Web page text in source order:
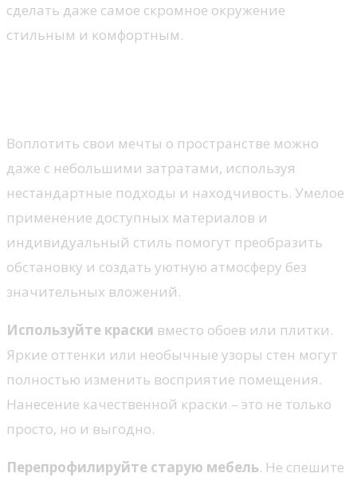
сделать даже самое скромное окружение
стильным и комфортным.
Воплотить свои мечты о пространстве можно
даже с небольшими затратами, используя
нестандартные подходы и находчивость. Умелое
применение доступных материалов и
индивидуальный стиль помогут преобразить
обстановку и создать уютную атмосферу без
значительных вложений.
Используйте краски вместо обоев или плитки.
Яркие оттенки или необычные узоры стен могут
полностью изменить восприятие помещения.
Нанесение качественной краски – это не только
просто, но и выгодно.
Перепрофилируйте старую мебель. Не спешите